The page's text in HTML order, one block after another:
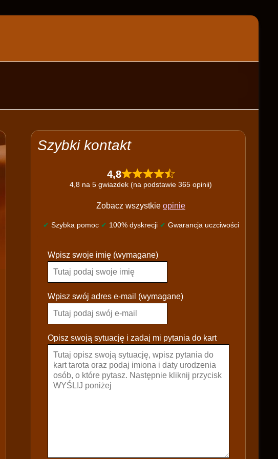
Szybki kontakt
4,8
4,8 na 5 gwiazdek (na podstawie 365 opinii)
Zobacz wszystkie opinie
✔ Szybka pomoc ✔ 100% dyskrecji ✔ Gwarancja uczciwości
l
a
s
e
a
e
Wpisz swoje imię (wymagane)
Wpisz swój adres e-mail (wymagane)
Opisz swoją sytuację i zadaj mi pytania do kart